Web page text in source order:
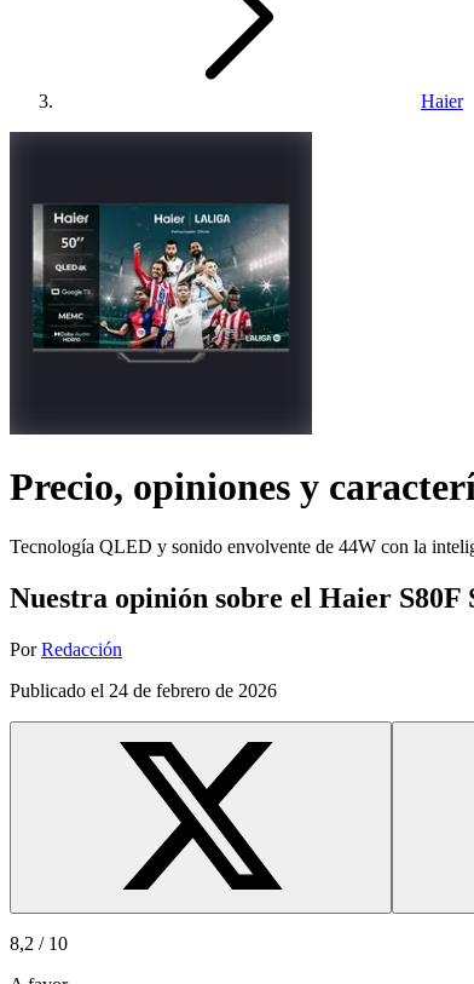
Haier
Precio, opiniones y
Tecnología QLED y sonido envolvente de 44W con la
Nuestra opinión sobre el Haier S80F
Por Redacción
Publicado el 24 de febrero de 2026
8,2 / 10